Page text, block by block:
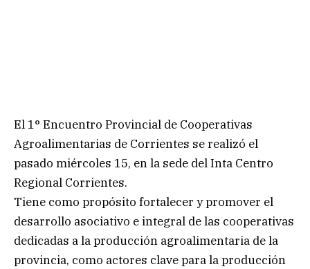
El 1° Encuentro Provincial de Cooperativas
Agroalimentarias de Corrientes se realizó el
pasado miércoles 15, en la sede del Inta Centro
Regional Corrientes.
Tiene como propósito fortalecer y promover el
desarrollo asociativo e integral de las cooperativas
dedicadas a la producción agroalimentaria de la
provincia, como actores clave para la producción